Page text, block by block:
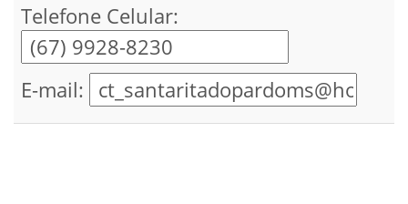
Telefone Celular:
E-mail: